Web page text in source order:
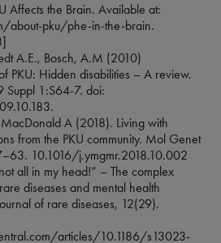
Affects the Brain. Available at:
about-pku/phe-in-the-brain.
A.E., Bosch, A.M (2010)
PKU: Hidden disabilities – A review.
1:S64-7. doi:
A (2018). Living with
from the PKU community. Mol Genet
10.1016/j.ymgmr.2018.10.002
all in my head!” – The complex
diseases and mental health
of rare diseases, 12(29).
articles/10.1186/s13023-